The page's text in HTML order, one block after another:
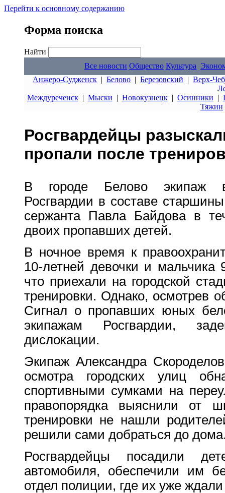
Перейти к основному содержанию
Форма поиска
Найти
Все новости Общество Культура
Анжеро-Судженск | Белово | Березовский | Верх-
Междуреченск| Мыски | Новокузнецк| Осинники |
Тяжин
Росгвардейцы
пропали после
В городе Белово экипаж
Росгвардии в составе
сержанта Павла Байдова в
двоих пропавших детей.
В ночное время к
10-летней девочки и мальчика
что приехали на городской
тренировки. Однако, осмотрев
Сигнал о пропавших юных
экипажам Росгвардии,
дислокации.
Экипаж Александра
осмотра городских улиц
спортивными сумками на
правопорядка выяснили от
тренировки не нашли
решили сами добраться до
Росгвардейцы посадили
автомобиля, обеспечили им
отдел полиции, где их уже